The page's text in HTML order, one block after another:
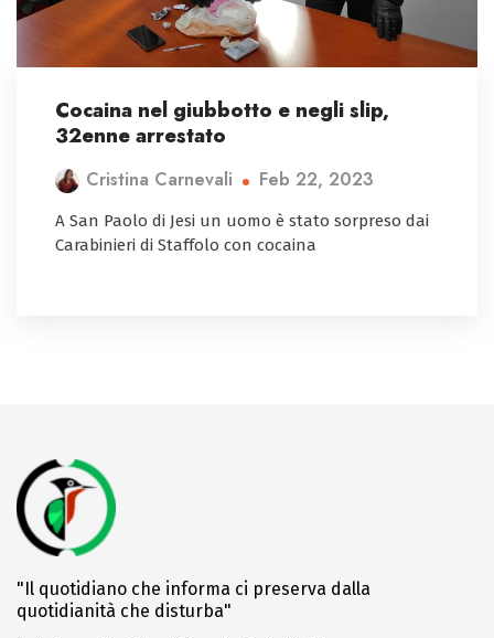
Cocaina nel giubbotto e negli slip,
32enne arrestato
Cristina Carnevali Feb 22, 2023
A San Paolo di Jesi un uomo è stato sorpreso dai
Carabinieri di Staffolo con cocaina
"Il quotidiano che informa ci preserva dalla
quotidianità che disturba"